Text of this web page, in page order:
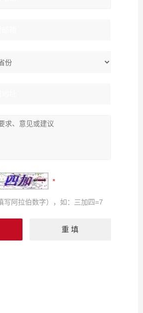
写阿拉伯数字），如：三加四=7